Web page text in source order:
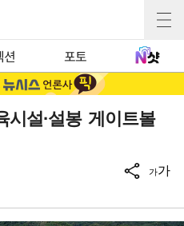
션 포토
시설·설봉 게이트볼
가가